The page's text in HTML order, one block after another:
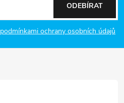
podmínkami ochrany osobních údajů
ODEBÍRAT